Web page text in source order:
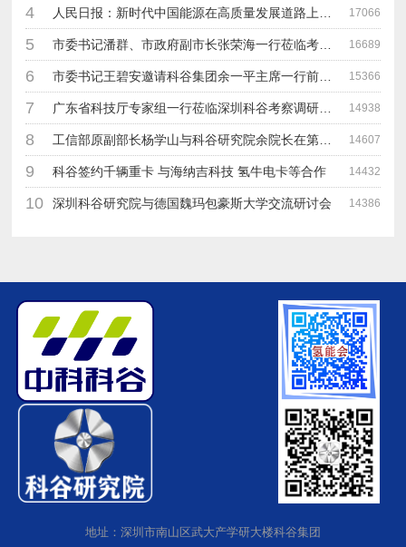
4 17066
5 市委书记潘群、市政府副市长张荣海一行莅临考察指导工作 16689
6 市委书记王碧安邀请科谷集团余一平主席一行前往工业转移园考察合作 15366
7 广东省科技厅专家组一行莅临深圳科谷考察调研“未来能源中心”项目 14938
8 工信部原副部长杨学山与科谷研究院余院长在第九届中电博览会交流 14607
9 科谷签约千辆重卡 与海纳吉科技 氢牛电卡等合作 14432
10 深圳科谷研究院与德国魏玛包豪斯大学交流研讨会 14386
地址：深圳市南山区武大产学研大楼科谷集团